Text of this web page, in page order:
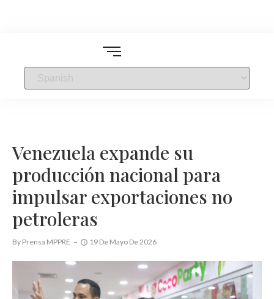
Venezuela expande su
producción nacional para
impulsar exportaciones no
petroleras
By Prensa MPPRE 19 De Mayo De 2026